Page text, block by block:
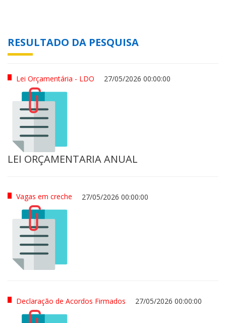
RESULTADO DA PESQUISA
Lei Orçamentária - LDO 27/05/2026 00:00:00
LEI ORÇAMENTARIA ANUAL
Vagas em creche 27/05/2026 00:00:00
Declaração de Acordos Firmados 27/05/2026 00:00:00